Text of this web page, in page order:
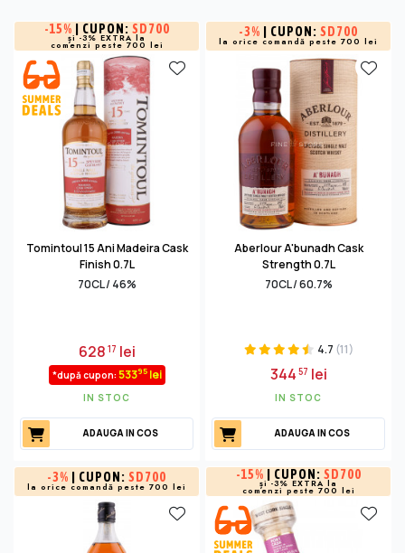
-15% | CUPON: SD700
și -3% EXTRA la
comenzi peste 700 lei
Tomintoul 15 Ani Madeira Cask
Finish 0.7L
70CL / 46%
62817 lei
*după cupon: 53395lei
IN STOC
ADAUGA IN COS
-3% | CUPON: SD700
la orice comandă peste 700 lei
Aberlour A'bunadh Cask
Strength 0.7L
70CL / 60.7%
4.7 (11)
34457 lei
IN STOC
ADAUGA IN COS
-3% | CUPON: SD700
la orice comandă peste 700 lei
-15% | CUPON: SD700
și -3% EXTRA la
comenzi peste 700 lei